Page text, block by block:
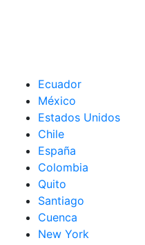
Ecuador
México
Estados Unidos
Chile
España
Colombia
Quito
Santiago
Cuenca
New York